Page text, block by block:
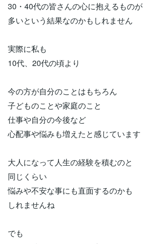
30・40代の皆さんの心に抱えるものが
多いという結果なのかもしれません
実際に私も
10代、20代の頃より
今の方が自分のことはもちろん
子どものことや家庭のこと
仕事や自分の今後など
心配事や悩みも増えたと感じています
大人になって人生の経験を積むのと
同じくらい
悩みや不安な事にも直面するのかも
しれませんね
でも